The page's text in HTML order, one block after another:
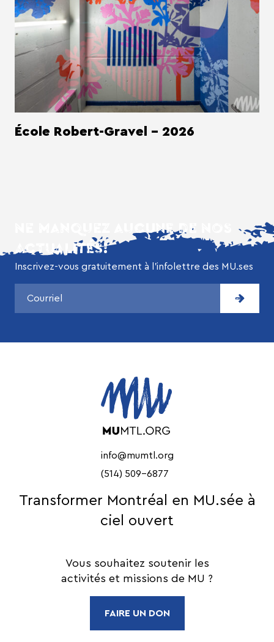
École Robert-Gravel - 2026
NE MANQUEZ AUCUNE DE NOS
ACTUALITÉS!
Inscrivez-vous gratuitement à l’infolettre des MU.ses
info@mumtl.org
(514) 509-6877
Transformer Montréal en MU.sée à
ciel ouvert
Vous souhaitez soutenir les
activités et missions de MU ?
FAIRE UN DON